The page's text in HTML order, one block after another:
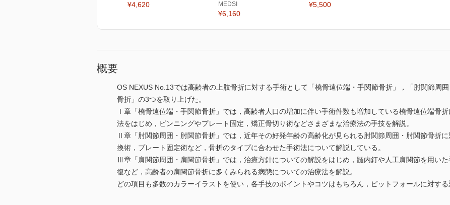
¥4,620
MEDSI
¥6,160
¥5,500
概要
OS NEXUS No.13では高齢者の上肢骨折に対する手術として「橈骨遠位端・手関節骨折」，「肘関節周
骨折」の3つを取り上げた。
Ⅰ章「橈骨遠位端・手関節骨折」では，高齢者人口の増加に伴い手術件数も増加している橈骨遠位端骨
法をはじめ，ピンニングやプレート固定，矯正骨切り術などさまざまな治療法の手技を解説。
Ⅱ章「肘関節周囲・肘関節骨折」では，近年その好発年齢の高齢化が見られる肘関節周囲・肘関節骨折
換術，プレート固定術など，骨折のタイプに合わせた手術法について解説している。
Ⅲ章「肩関節周囲・肩関節骨折」では，治療方針についての解説をはじめ，髄内釘や人工肩関節を用い
復など，高齢者の肩関節骨折に多くみられる病態についての治療法を解説。
どの項目も多数のカラーイラストを使い，各手技のポイントやコツはもちろん，ピットフォールに対す